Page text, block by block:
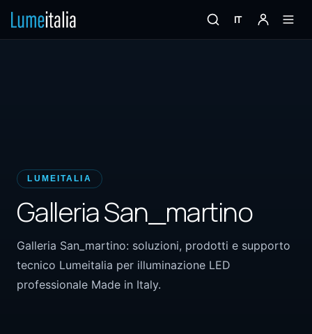
IT
LUMEITALIA
Galleria San_martino
Galleria San_martino: soluzioni, prodotti e supporto
tecnico Lumeitalia per illuminazione LED
professionale Made in Italy.